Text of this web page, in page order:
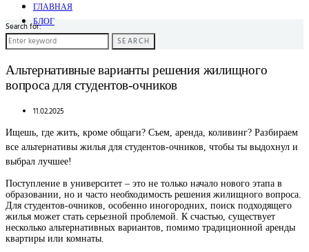
ГЛАВНАЯ
БЛОГ
Search for:
SEARCH
Альтернативные варианты решения жилищного
вопроса для студентов-очников
11.02.2025
Ищешь, где жить, кроме общаги? Съем, аренда, коливинг? Разбираем
все альтернативы жилья для студентов-очников, чтобы ты выдохнул и
выбрал лучшее!
Поступление в университет – это не только начало нового этапа в
образовании, но и часто необходимость решения жилищного вопроса.
Для студентов-очников, особенно иногородних, поиск подходящего
жилья может стать серьезной проблемой. К счастью, существует
несколько альтернативных вариантов, помимо традиционной аренды
квартиры или комнаты.